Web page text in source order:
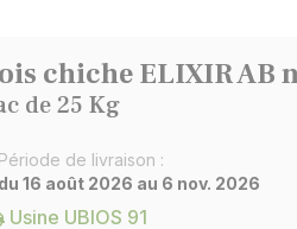
chiche ELIXIR AB
de 25 Kg
Période de livraison :
du 16 août 2026 au 6 nov. 2026
Usine UBIOS 91